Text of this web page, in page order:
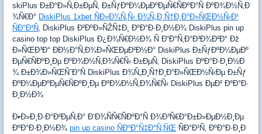
skiPlus Ð±Ð°Ð»Ñ‚Ð±ÐµÑ‚ Ð±ÑƒÐºÐ¼ÐµÐºÐµÑ€ÑÐºÐ°Ñ ÐºÐ¾Ð½Ñ‚Ð
¾Ñ€Ð° DiskiPlus 1xbet ÑÐ»Ð¾Ñ‚Ñ‹ Ð¾Ñ„Ð¸Ñ†Ð¸Ð°Ð»ÑŒÐ½Ñ‹Ð¹
ÑÐ°Ð¹Ñ‚ DiskiPlus Ð²ÐºÐ»ÑŽÑ‡Ð¸ ÐºÐ°Ð·Ð¸Ð½Ð¾ DiskiPlus pin up
casino top top DiskiPlus Ð¿Ð¾Ñ€Ð½Ð¾ Ñ Ð“Ð°Ñ‚Ð°Ð³Ð¾Ð²Ð° Ðž
Ð»ÑŒÐ³Ð° ÐÐ½Ð°Ñ‚Ð¾Ð»ÑŒÐµÐ²Ð½Ð° DiskiPlus Ð±ÑƒÐºÐ¼ÐµÐº
ÐµÑ€ÑÐºÐ¸Ðµ ÐºÐ¾Ð½Ñ‚Ð¾Ñ€Ñ‹ Ð±ÐµÑ‚ DiskiPlus ÐºÐ°Ð·Ð¸Ð½Ð
¾ Ð±Ð¾Ð»ÑŒÑˆÐ°Ñ DiskiPlus Ð¾Ñ„Ð¸Ñ†Ð¸Ð°Ð»ÑŒÐ½Ñ‹Ðµ Ð±Ñƒ
ÐºÐ¼ÐµÐºÐµÑ€ÑÐºÐ¸Ðµ ÐºÐ¾Ð½Ñ‚Ð¾Ñ€Ñ‹ DiskiPlus ÐµÐ² ÐºÐ°Ð·
Ð¸Ð½Ð¾
Ð•Ð»Ð¸Ð·Ð°Ð²ÐµÑ‚Ð° Ð‘Ð¾ÑÑ€ÑÐºÐ°Ñ Ð¾Ð³Ñ€Ð°Ð±Ð»ÐµÐ½Ð¸Ðµ
ÐºÐ°Ð·Ð¸Ð½Ð¾ pin up casino ÑÐºÐ°Ñ‡Ð°Ñ‚ÑŒ ÑÐ°Ð¹Ñ‚ ÐºÐ°Ð·Ð¸Ð